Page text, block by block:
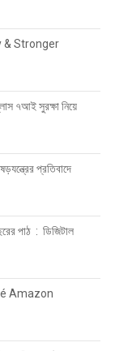
& Stronger
৭আই সুরক্ষা নিয়ে
প্রতিবাদে
পাঠ : ডিজিটাল
Amazon